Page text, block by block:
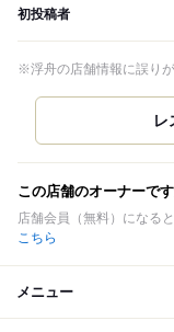
初投稿者
※浮舟の店舗情報に誤り
この店舗のオーナーで
店舗会員（無料）になる
こちら
メニュー